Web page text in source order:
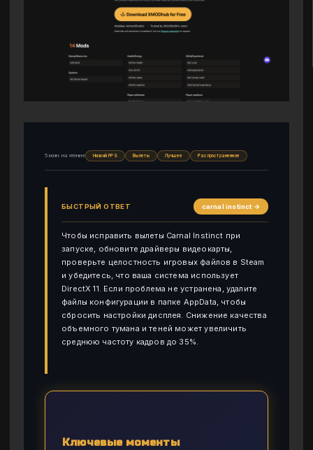
5 мин. на чтение Низкий FPS Вылеты Лучшее Распространенное
БЫСТРЫЙ ОТВЕТ carnal instinct →
Чтобы исправить вылеты Carnal Instinct при
запуске, обновите драйверы видеокарты,
проверьте целостность игровых файлов в Steam
и убедитесь, что ваша система использует
DirectX 11. Если проблема не устранена, удалите
файлы конфигурации в папке AppData, чтобы
сбросить настройки дисплея. Снижение качества
объемного тумана и теней может увеличить
среднюю частоту кадров до 35%.
Ключевые моменты